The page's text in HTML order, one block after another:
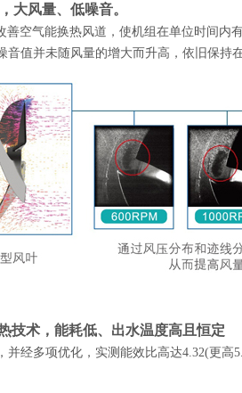
大风量、低噪音。
善空气能换热风道，使机组在单位时间内
音值并未随风量的增大而升高，依旧保持
技术，能耗低、出水温度高且恒定
并经多项优化，实测能效比高达4.32(更高